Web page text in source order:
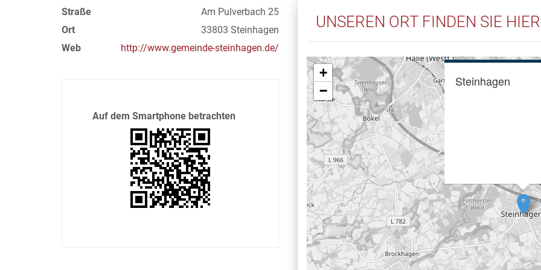
Straße
Am Pulverbach 25
Ort
33803 Steinhagen
Web
http://www.gemeinde-steinhagen.de/
Auf dem Smartphone betrachten
UNSEREN ORT FINDEN SIE HIER
Steinhagen
+
−